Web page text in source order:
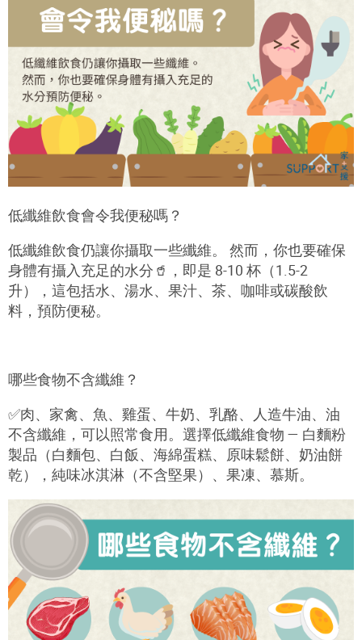
低纖維飲食會令我便秘嗎？
低纖維飲食仍讓你攝取一些纖維。 然而，你也要確保
身體有攝入充足的水分 🥤 ，即是 8-10 杯（1.5-2
升），這包括水、湯水、果汁、茶、咖啡或碳酸飲
料，預防便秘。
哪些食物不含纖維？
✅肉、家禽、魚、雞蛋、牛奶、乳酪、人造牛油、油
不含纖維，可以照常食用。選擇低纖維食物 — 白麵粉
製品（白麵包、白飯、海綿蛋糕、原味鬆餅、奶油餅
乾），純味冰淇淋（不含堅果）、果凍、慕斯。